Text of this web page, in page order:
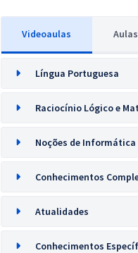
Videoaulas
Língua Portuguesa
Raciocínio Lógico e
Noções de Informática
Conhecimentos
Atualidades
Conhecimentos